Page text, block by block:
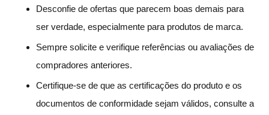
Desconfie de ofertas que parecem boas demais para
ser verdade, especialmente para produtos de marca.
Sempre solicite e verifique referências ou avaliações de
compradores anteriores.
Certifique-se de que as certificações do produto e os
documentos de conformidade sejam válidos, consulte a